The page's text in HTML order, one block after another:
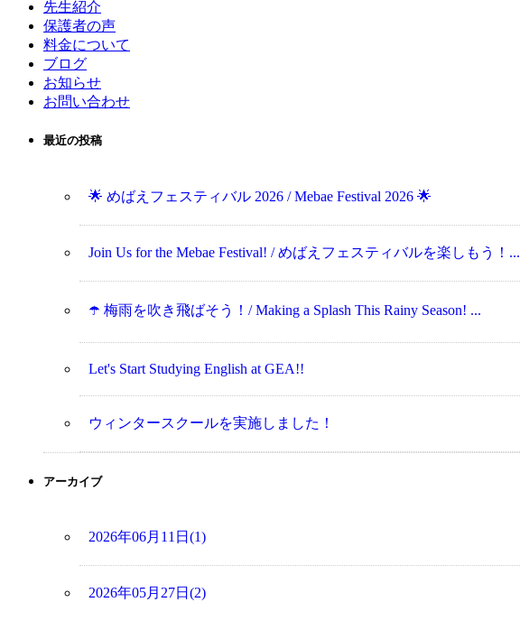
先生紹介
保護者の声
料金について
ブログ
お知らせ
お問い合わせ
最近の投稿
🌟 めばえフェスティバル 2026 / Mebae Festival 2026 🌟
Join Us for the Mebae Festival! / めばえフェスティバルを楽しもう！...
☂️ 梅雨を吹き飛ばそう！/ Making a Splash This Rainy Season! ...
Let's Start Studying English at GEA!!
ウィンタースクールを実施しました！
アーカイブ
2026年06月11日(1)
2026年05月27日(2)